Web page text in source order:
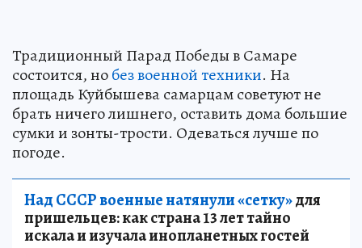
Традиционный Парад Победы в Самаре
состоится, нобез военной техники. На
площадь Куйбышева самарцам советуют не
брать ничего лишнего, оставить дома большие
сумки и зонты-трости. Одеваться лучше по
погоде.
Над СССР военные натянули «сетку»для
пришельцев: как страна 13 лет тайно
искала и изучала инопланетных гостей